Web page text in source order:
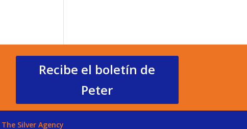
Recibe el boletín de
Peter
The Silver Agency